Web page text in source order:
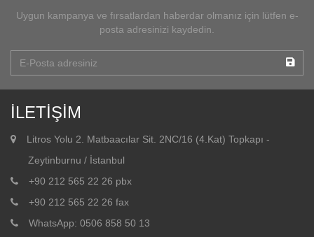
Uygun kampanya ve fırsatlardan haberdar olmanız için lütfen e-
posta adresinizi kaydedin.
İLETİŞİM
Litros Yolu 2. Matbaacılar Sit. 2NC/16 (4.Kat) Topkapı -
Zeytinburnu / İstanbul
+90 212 565 22 26 pbx
+90 212 565 22 26 fax
WhatsApp: 0506 858 50 13